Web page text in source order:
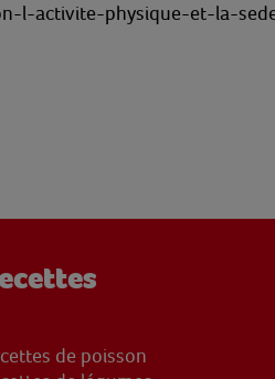
l-activite-physique-et-la-
de poisson